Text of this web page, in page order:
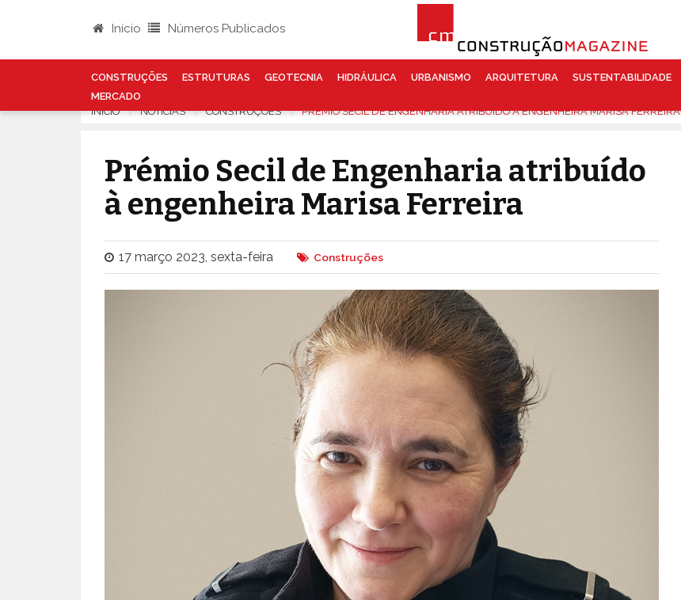
Início Números Publicados
CONSTRUÇÕES ESTRUTURAS GEOTECNIA HIDRÁULICA URBANISMO ARQUITETURA
SUSTENTABILIDADE
MERCADO
INÍCIO NOTÍCIAS CONSTRUÇÕES PRÉMIO SECIL DE ENGENHARIA ATRIBUÍDO À ENGENHEIRA MARISA FERREIRA
Prémio Secil de Engenharia atribuído
à engenheira Marisa Ferreira
17 março 2023, sexta-feira Construções